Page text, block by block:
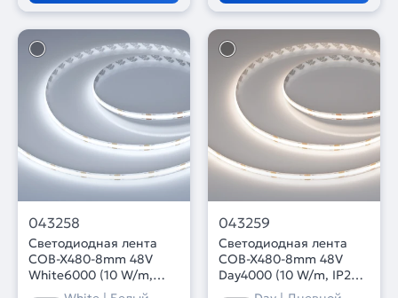
043258
Светодиодная лента
COB-X480-8mm 48V
White6000 (10 W/m,
IP20, 50m PRO REEL)
043259
Светодиодная лента
COB-X480-8mm 48V
Day4000 (10 W/m, IP20,
50m PRO REEL) (Arlight,